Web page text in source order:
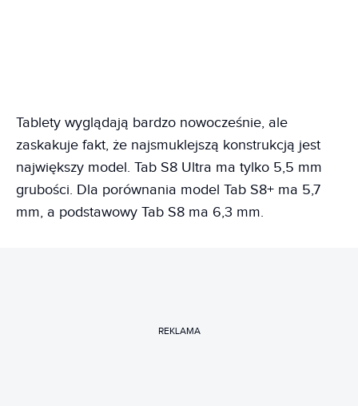
Tablety wyglądają bardzo nowocześnie, ale
zaskakuje fakt, że najsmuklejszą konstrukcją jest
największy model. Tab S8 Ultra ma tylko 5,5 mm
grubości. Dla porównania model Tab S8+ ma 5,7
mm, a podstawowy Tab S8 ma 6,3 mm.
REKLAMA